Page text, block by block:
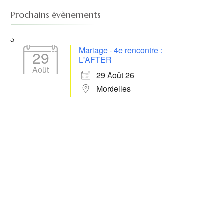
Prochains évènements
29
Août
Mariage - 4e rencontre :
L'AFTER
29 Août 26
Mordelles